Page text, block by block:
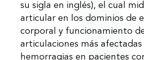
su sigla en inglés), el cual
articular en los dominios de
corporal y funcionamiento
articulaciones más
hemorragias en pacientes